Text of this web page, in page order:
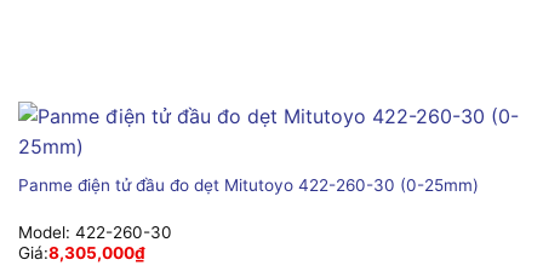
Panme điện tử đầu đo dẹt Mitutoyo 422-260-30 (0-25mm)
Model: 422-260-30
Giá:8,305,000₫